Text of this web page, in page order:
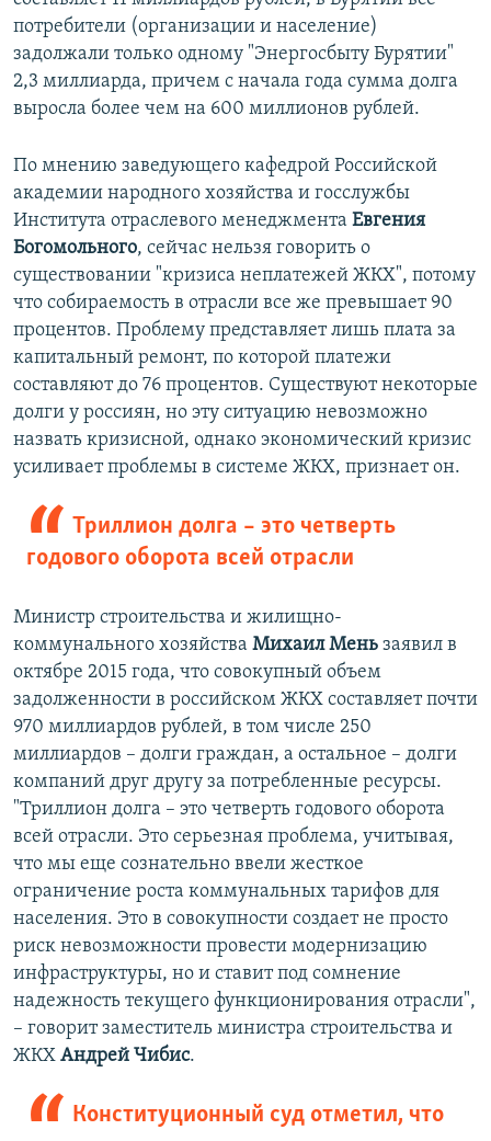
потребители (организации и население)
задолжали только одному "Энергосбыту Бурятии"
2,3 миллиарда, причем с начала года сумма долга
выросла более чем на 600 миллионов рублей.
По мнению заведующего кафедрой Российской
академии народного хозяйства и госслужбы
Института отраслевого менеджмента Евгения
Богомольного, сейчас нельзя говорить о
существовании "кризиса неплатежей ЖКХ", потому
что собираемость в отрасли все же превышает 90
процентов. Проблему представляет лишь плата за
капитальный ремонт, по которой платежи
составляют до 76 процентов. Существуют некоторые
долги у россиян, но эту ситуацию невозможно
назвать кризисной, однако экономический кризис
усиливает проблемы в системе ЖКХ, признает он.
Триллион долга – это четверть
годового оборота всей отрасли
Министр строительства и жилищно-
коммунального хозяйства Михаил Мень заявил в
октябре 2015 года, что совокупный объем
задолженности в российском ЖКХ составляет почти
970 миллиардов рублей, в том числе 250
миллиардов – долги граждан, а остальное – долги
компаний друг другу за потребленные ресурсы.
"Триллион долга – это четверть годового оборота
всей отрасли. Это серьезная проблема, учитывая,
что мы еще сознательно ввели жесткое
ограничение роста коммунальных тарифов для
населения. Это в совокупности создает не просто
риск невозможности провести модернизацию
инфраструктуры, но и ставит под сомнение
надежность текущего функционирования отрасли",
– говорит заместитель министра строительства и
ЖКХ Андрей Чибис.
Конституционный суд отметил, что